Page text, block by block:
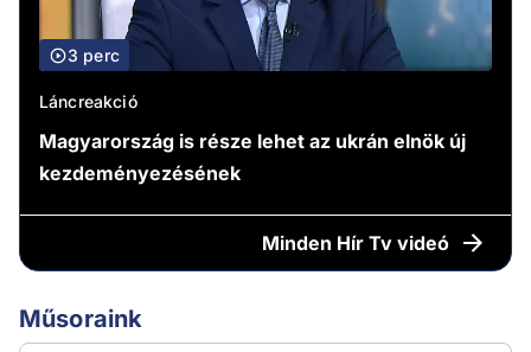
3 perc
Láncreakció
Magyarország is része lehet az ukrán elnök új
kezdeményezésének
Minden Hír Tv videó
Műsoraink